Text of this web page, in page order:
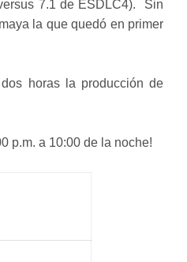
7.1 de ESDLC4). Sin
la que quedó en primer
horas la producción de
p.m. a 10:00 de la noche!